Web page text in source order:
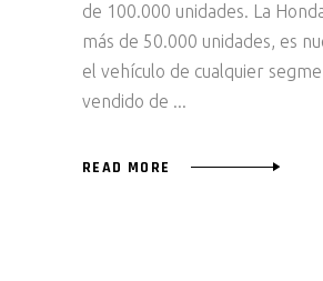
de 100.000 unidades. La
más de 50.000 unidades, es
el vehículo de cualquier
vendido de
READ MORE